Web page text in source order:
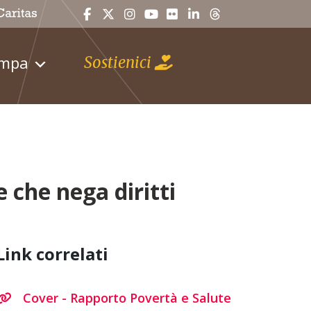
Sostienici
che nega diritti
correlati
Cover - Rapporto Povertà e Salute